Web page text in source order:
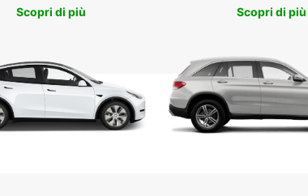
Scopri di più Scopri di più